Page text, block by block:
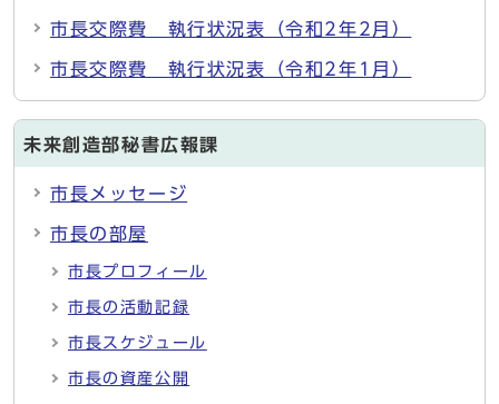
市長交際費 執行状況表（令和2年2月）
市長交際費 執行状況表（令和2年1月）
未来創造部秘書広報課
市長メッセージ
市長の部屋
市長プロフィール
市長の活動記録
市長スケジュール
市長の資産公開